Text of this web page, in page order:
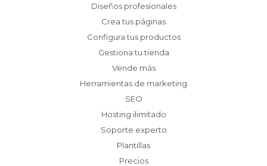
Diseños profesionales
Crea tus páginas
Configura tus productos
Gestiona tu tienda
Vende más
Herramientas de marketing
SEO
Hosting ilimitado
Soporte experto
Plantillas
Precios